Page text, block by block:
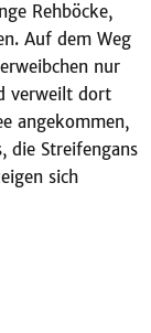
Rehböcke,
Auf dem Weg
nur
verweilt dort
angekommen,
die Streifengans
sich